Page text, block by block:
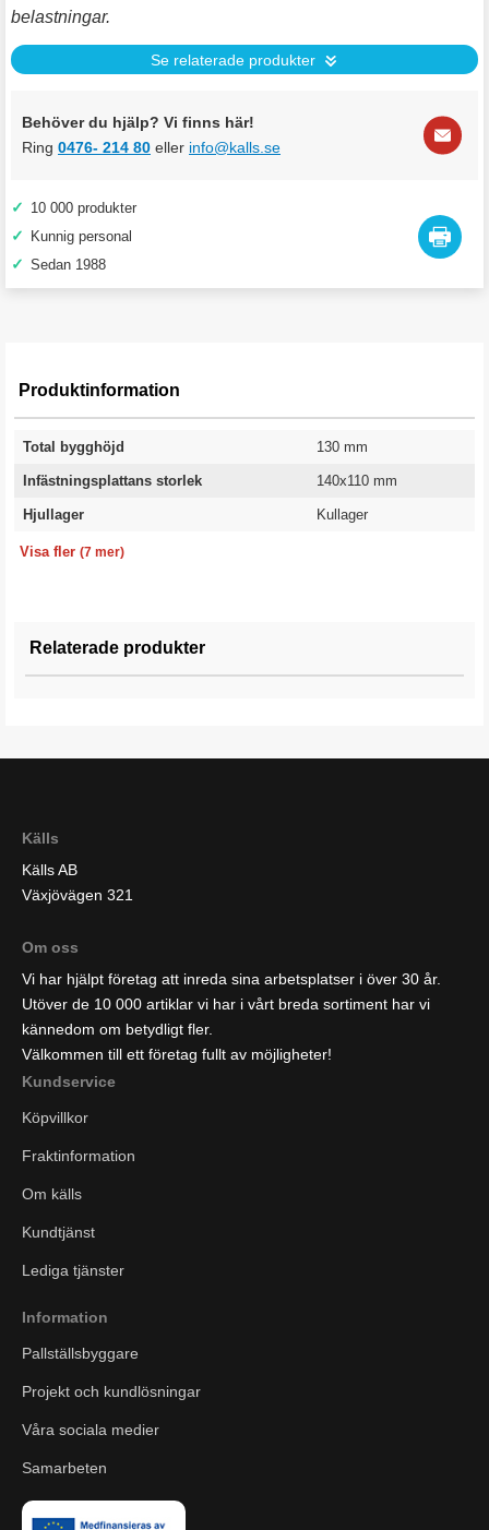
belastningar.
Se relaterade produkter
Behöver du hjälp? Vi finns här!
Ring 0476- 214 80 eller info@kalls.se
✓ 10 000 produkter
✓ Kunnig personal
✓ Sedan 1988
Produktinformation
Total bygghöjd 130 mm
Infästningsplattans storlek 140x110 mm
Hjullager
Kullager
Visa fler (7 mer)
Relaterade produkter
Källs
Källs AB
Växjövägen 321
Om oss
Vi har hjälpt företag att inreda sina arbetsplatser i över 30 år.
Utöver de 10 000 artiklar vi har i vårt breda sortiment har vi
kännedom om betydligt fler.
Välkommen till ett företag fullt av möjligheter!
Kundservice
Köpvillkor
Fraktinformation
Om källs
Kundtjänst
Lediga tjänster
Information
Pallställsbyggare
Projekt och kundlösningar
Våra sociala medier
Samarbeten